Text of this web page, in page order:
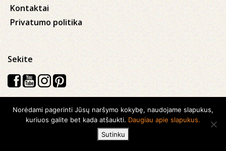
Kontaktai
Privatumo politika
Sekite
Visos teisės saugomos © 2026 Kauno apskrities viešoji Ąžuolyno
biblioteka
Norėdami pagerinti Jūsų naršymo kokybę, naudojame slapukus,
kuriuos galite bet kada atšaukti. Daugiau apie slapukus.
Sutinku